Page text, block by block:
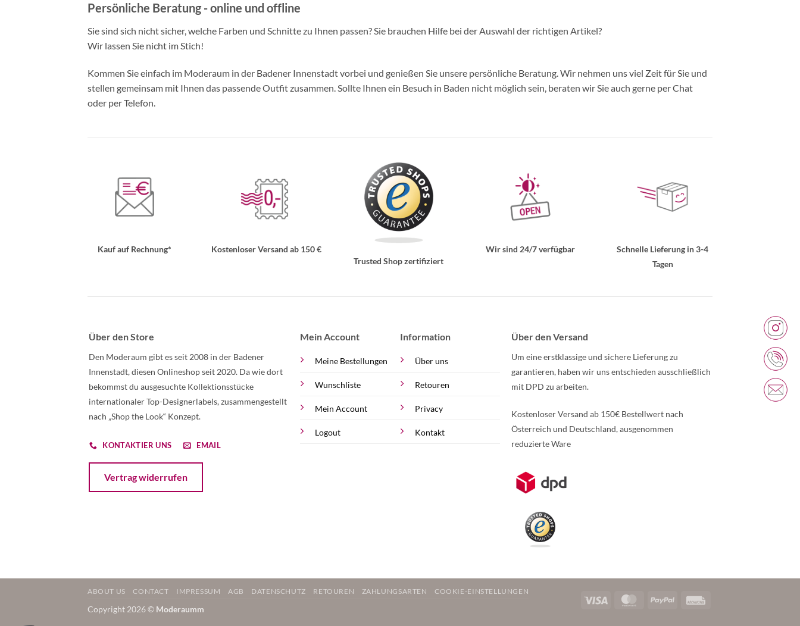
Persönliche Beratung - online und offline
Sie sind sich nicht sicher, welche Farben und Schnitte zu Ihnen passen? Sie brauchen Hilfe bei der Auswahl der richtigen Artikel?
Wir lassen Sie nicht im Stich!
Kommen Sie einfach im Moderaum in der Badener Innenstadt vorbei und genießen Sie unsere persönliche Beratung. Wir nehmen uns viel Zeit für Sie und
stellen gemeinsam mit Ihnen das passende Outfit zusammen. Sollte Ihnen ein Besuch in Baden nicht möglich sein, beraten wir Sie auch gerne per Chat
oder per Telefon.
Kauf auf Rechnung*
Kostenloser Versand ab 150 €
Trusted Shop zertifiziert
Wir sind 24/7 verfügbar
Schnelle Lieferung in 3-4
Tagen
Über den Store
Den Moderaum gibt es seit 2008 in der Badener
Innenstadt, diesen Onlineshop seit 2020. Da wie dort
bekommst du ausgesuchte Kollektionsstücke
internationaler Top-Designerlabels, zusammengestellt
nach „Shop the Look“ Konzept.
KONTAKTIER UNS EMAIL
Vertrag widerrufen
Mein Account
Meine Bestellungen
Wunschliste
Mein Account
Logout
Information
Über uns
Retouren
Privacy
Kontakt
Über den Versand
Um eine erstklassige und sichere Lieferung zu
garantieren, haben wir uns entschieden ausschließlich
mit DPD zu arbeiten.
Kostenloser Versand ab 150€ Bestellwert nach
Österreich und Deutschland, ausgenommen
reduzierte Ware
Weitere Informationen über den gesperrten Inhalt.
Visa MasterCardPayPal
ABOUT US CONTACT IMPRESSUM AGB DATENSCHUTZ RETOUREN ZAHLUNGSARTEN COOKIE-EINSTELLUNGEN
Copyright 2026 © Moderaumm